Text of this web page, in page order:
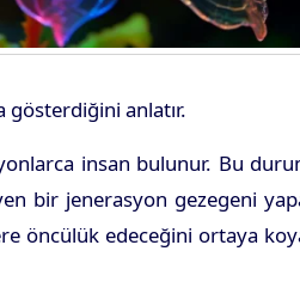
gösterdiğini anlatır.
insan bulunur. Bu
bir jenerasyon gezegeni
öncülük edeceğini ortaya